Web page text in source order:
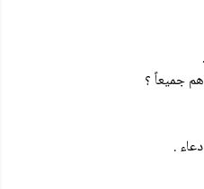
جميعاً ؟
.